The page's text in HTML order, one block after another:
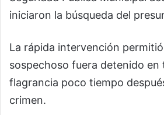
iniciaron la búsqueda del
La rápida intervención
sospechoso fuera detenido en
flagrancia poco tiempo
crimen.